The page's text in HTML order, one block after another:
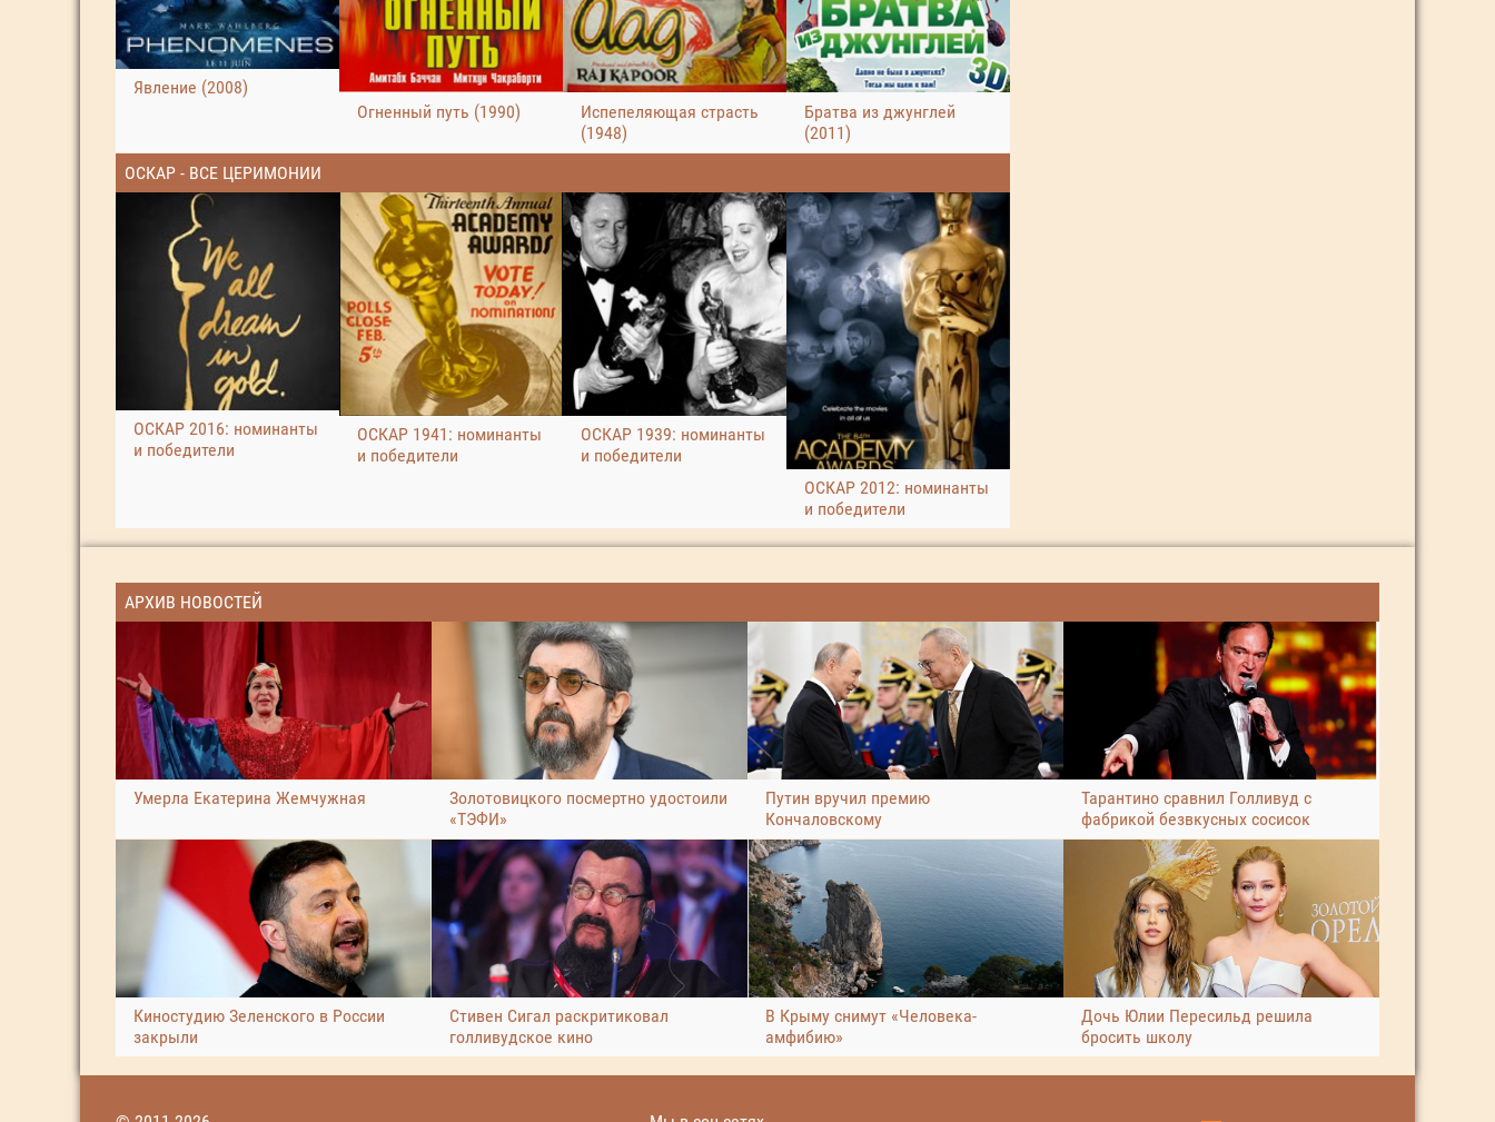
Явление (2008)
Огненный путь (1990)
Испепеляющая страсть
(1948)
Братва из джунглей
(2011)
ОСКАР - ВСЕ ЦЕРИМОНИИ
ОСКАР 2016: номинанты
и победители
ОСКАР 1941: номинанты
и победители
ОСКАР 1939: номинанты
и победители
ОСКАР 2012: номинанты
и победители
АРХИВ НОВОСТЕЙ
Умерла Екатерина Жемчужная
Золотовицкого посмертно удостоили
«ТЭФИ»
Путин вручил премию
Кончаловскому
Тарантино сравнил Голливуд с
фабрикой безвкусных сосисок
Киностудию Зеленского в России
закрыли
Стивен Сигал раскритиковал
голливудское кино
В Крыму снимут «Человека-
амфибию»
Дочь Юлии Пересильд решила
бросить школу